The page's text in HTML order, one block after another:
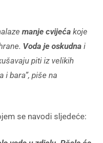
manje cvijeća koje
Voda je oskudna i
piti iz velikih
i bara”, piše na
se navodi sljedeće: